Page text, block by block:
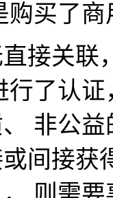
购买了
接关联
行了认
非公
间接获